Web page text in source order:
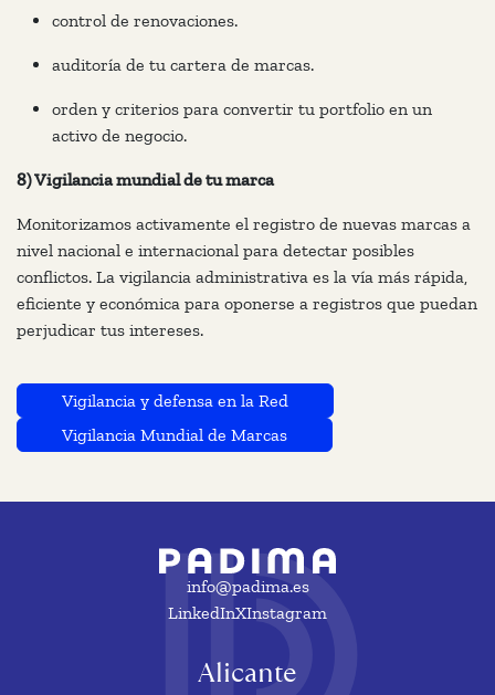
control de renovaciones.
auditoría de tu cartera de marcas.
orden y criterios para convertir tu portfolio en un
activo de negocio.
8) Vigilancia mundial de tu marca
Monitorizamos activamente el registro de nuevas marcas a
nivel nacional e internacional para detectar posibles
conflictos. La vigilancia administrativa es la vía más rápida,
eficiente y económica para oponerse a registros que puedan
perjudicar tus intereses.
Vigilancia y defensa en la Red
Vigilancia Mundial de Marcas
info@padima.es
LinkedInXInstagram
Alicante